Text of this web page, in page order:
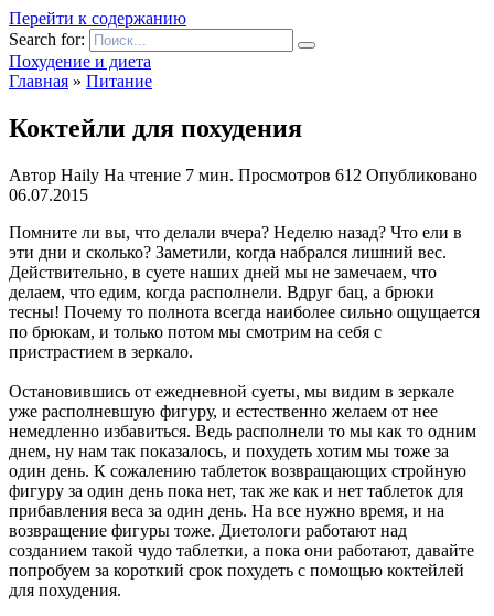
Перейти к содержанию
Search for:
Похудение и диета
Главная » Питание
Коктейли для похудения
Автор Haily На чтение 7 мин. Просмотров 612 Опубликовано
06.07.2015
Помните ли вы, что делали вчера? Неделю назад? Что ели в
эти дни и сколько? Заметили, когда набрался лишний вес.
Действительно, в суете наших дней мы не замечаем, что
делаем, что едим, когда располнели. Вдруг бац, а брюки
тесны! Почему то полнота всегда наиболее сильно ощущается
по брюкам, и только потом мы смотрим на себя с
пристрастием в зеркало.
Остановившись от ежедневной суеты, мы видим в зеркале
уже располневшую фигуру, и естественно желаем от нее
немедленно избавиться. Ведь располнели то мы как то одним
днем, ну нам так показалось, и похудеть хотим мы тоже за
один день. К сожалению таблеток возвращающих стройную
фигуру за один день пока нет, так же как и нет таблеток для
прибавления веса за один день. На все нужно время, и на
возвращение фигуры тоже. Диетологи работают над
созданием такой чудо таблетки, а пока они работают, давайте
попробуем за короткий срок похудеть с помощью коктейлей
для похудения.